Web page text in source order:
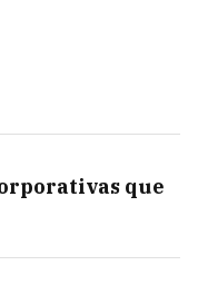
que